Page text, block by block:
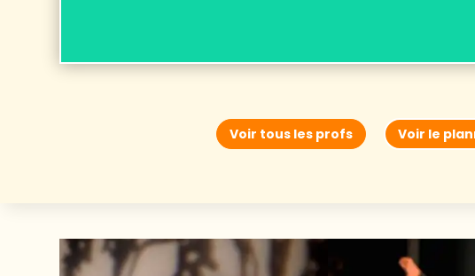
Voir tous les profs Voir le